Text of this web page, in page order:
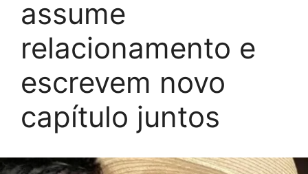
assume
relacionamento e
escrevem novo
capítulo juntos